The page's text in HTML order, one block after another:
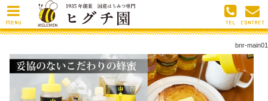
bnr-main01
MENU CONTACT
TEL